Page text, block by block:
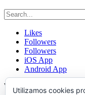
Likes
Followers
Followers
iOS App
Android App
Welcome, Login to your
Utilizamos cookies